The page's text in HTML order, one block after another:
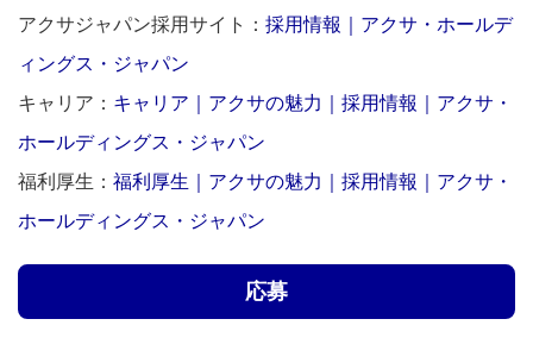
アクサジャパン採用サイト： 採用情報｜アクサ・ホールデ
ィングス・ジャパン
キャリア： キャリア｜アクサの魅力｜採用情報｜アクサ・
ホールディングス・ジャパン
福利厚生： 福利厚生｜アクサの魅力｜採用情報｜アクサ・
ホールディングス・ジャパン
応募